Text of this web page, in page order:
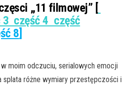
„11 filmowej” [
3 część 4 część
8]
moim odczuciu, serialowych emocji
splata różne wymiary przestępczości i